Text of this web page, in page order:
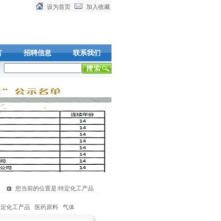
设为首页 加入收藏
招聘信息 联系我们
工产品,可在线下单，欢迎您的到来!
您当前的位置是:特定化工产品
化工产品 医药原料 气体